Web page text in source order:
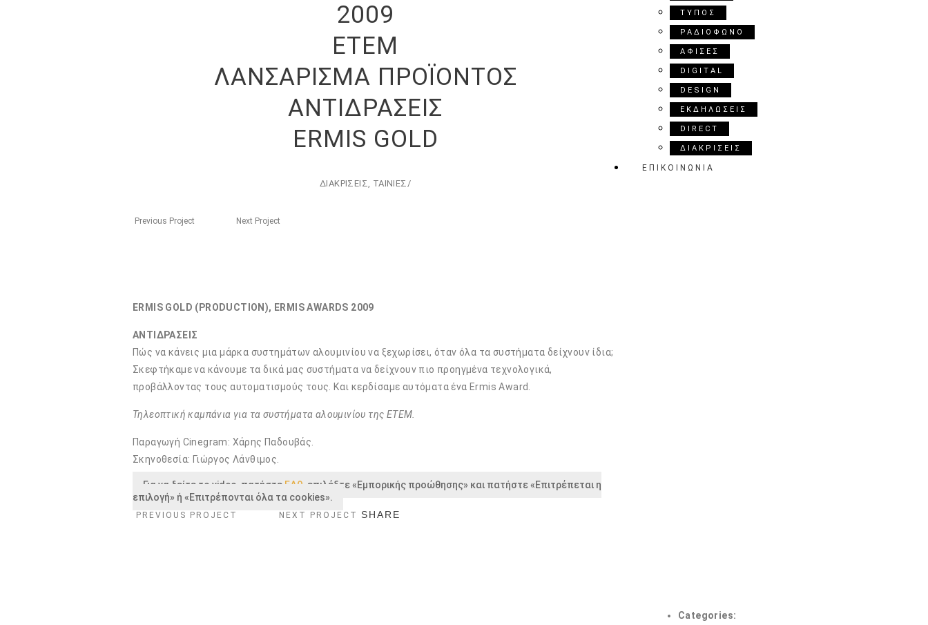
ΤΥΠΟΣ
ΡΑΔΙΟΦΩΝΟ
ΑΦΙΣΕΣ
DIGITAL
DESIGN
ΕΚΔΗΛΩΣΕΙΣ
DIRECT
ΔΙΑΚΡΙΣΕΙΣ
ΕΠΙΚΟΙΝΩΝΙΑ
2009
ETEM
ΛΑΝΣΑΡΙΣΜΑ ΠΡΟΪΟΝΤΟΣ
ΑΝΤΙΔΡΑΣΕΙΣ
ERMIS GOLD
ΔΙΑΚΡΙΣΕΙΣ, ΤΑΙΝΙΕΣ/
Previous Project Next Project
ERMIS GOLD (PRODUCTION), ERMIS AWARDS 2009
ΑΝΤΙΔΡΑΣΕΙΣ
Πώς να κάνεις μια μάρκα συστημάτων αλουμινίου να ξεχωρίσει, όταν όλα τα συστήματα δείχνουν ίδια;
Σκεφτήκαμε να κάνουμε τα δικά μας συστήματα να δείχνουν πιο προηγμένα τεχνολογικά,
προβάλλοντας τους αυτοματισμούς τους. Και κερδίσαμε αυτόματα ένα Ermis Award.
Τηλεοπτική καμπάνια για τα συστήματα αλουμινίου της ΕΤΕΜ.
Παραγωγή Cinegram: Χάρης Παδουβάς.
Σκηνοθεσία: Γιώργος Λάνθιμος.
Για να δείτε το video, πατήστε ΕΔΩ , επιλέξτε «Εμπορικής προώθησης» και πατήστε «Επιτρέπεται η
επιλογή» ή «Επιτρέπονται όλα τα cookies».
PREVIOUS PROJECT NEXT PROJECT SHARE
Categories: